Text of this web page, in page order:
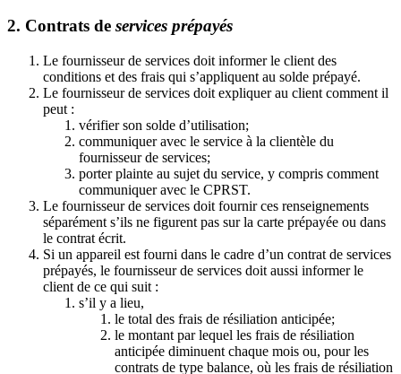
2. Contrats de services prépayés
Le fournisseur de services doit informer le client des
conditions et des frais qui s’appliquent au solde prépayé.
Le fournisseur de services doit expliquer au client comment il
peut :
vérifier son solde d’utilisation;
communiquer avec le service à la clientèle du
fournisseur de services;
porter plainte au sujet du service, y compris comment
communiquer avec le CPRST.
Le fournisseur de services doit fournir ces renseignements
séparément s’ils ne figurent pas sur la carte prépayée ou dans
le contrat écrit.
Si un appareil est fourni dans le cadre d’un contrat de services
prépayés, le fournisseur de services doit aussi informer le
client de ce qui suit :
s’il y a lieu,
le total des frais de résiliation anticipée;
le montant par lequel les frais de résiliation
anticipée diminuent chaque mois ou, pour les
contrats de type balance, où les frais de résiliation